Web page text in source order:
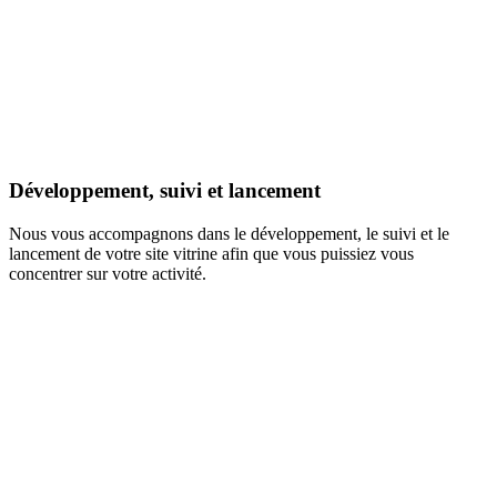
Développement, suivi et lancement
Nous vous accompagnons dans le développement, le suivi et le
lancement de votre site vitrine afin que vous puissiez vous
concentrer sur votre activité.